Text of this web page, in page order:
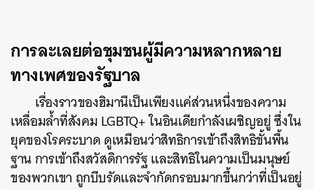
การละเลยต่อชุมชนผู้มีความหลากหลาย
ทางเพศของรัฐบาล
เรื่องราวของฮิมานีเป็นเพียงแค่ส่วนหนึ่งของความ
เหลื่อมล้ำที่สังคม LGBTQ+ ในอินเดียกำลังเผชิญอยู่ ซึ่งใน
ยุคของโรคระบาด ดูเหมือนว่าสิทธิการเข้าถึงสิทธิขั้นพื้น
ฐาน การเข้าถึงสวัสดิการรัฐ และสิทธิในความเป็นมนุษย์
ของพวกเขา ถูกบีบรัดและจำกัดกรอบมากขึ้นกว่าที่เป็นอยู่